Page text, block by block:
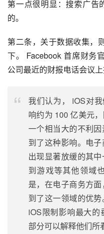
第一点很明显：搜索广告
的。
第二条，关于数据收集，
下。 Facebook 首席财务
公司最近的财报电话会议上
我们认为， iOS对
响约为 100 亿美元
一个相当大的不利
到了这种影响。电
出现显著放缓的其
到游戏等其他领域
是，在电子商务方
到了这一领域的优
iOS限制影响最大
部分可以解释他们所